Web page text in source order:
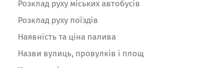
Розклад руху міських автобусів
Розклад руху поїздів
Наявність та ціна палива
Назви вулиць, провулків і площ